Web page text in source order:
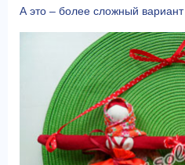
А это – более сложный